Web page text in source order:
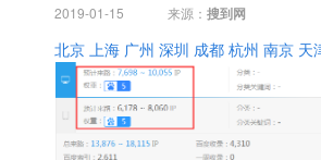
2019-01-15 来源： 搜到网
北京 上海 广州 深圳 成都 杭州 南京 天